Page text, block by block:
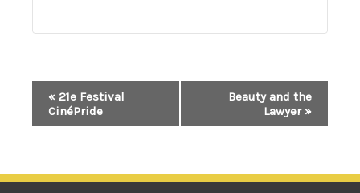
Navigation
Évènement
« 21e Festival
CinéPride
Beauty and the
Lawyer »